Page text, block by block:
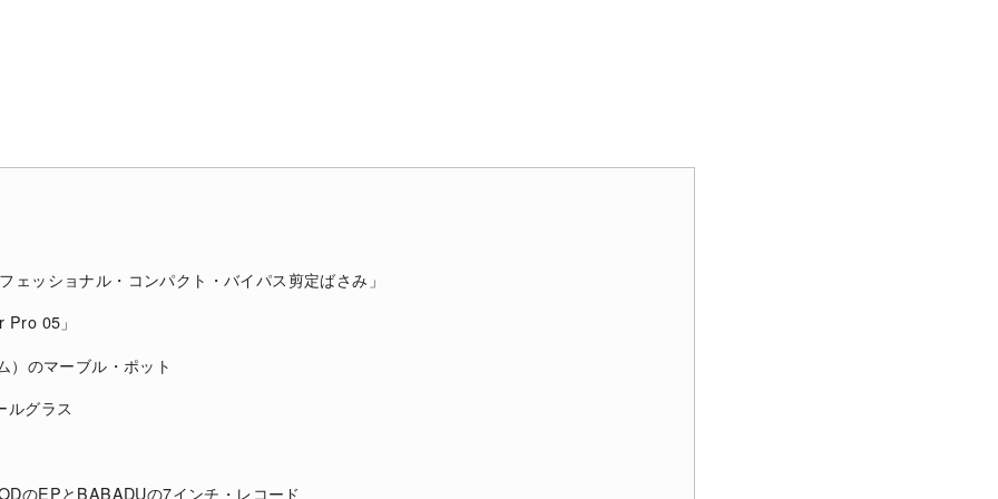
ェッショナル・コンパクト・バイパス剪定ばさみ」
05」
）のマーブル・ポット
ルグラス
のEPとBABADUの7インチ・レコード